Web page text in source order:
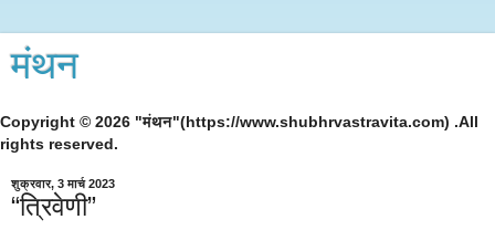
मंथन
Copyright © 2026 "मंथन"(https://www.shubhrvastravita.com) .All
rights reserved.
शुक्रवार, 3 मार्च 2023
“त्रिवेणी”